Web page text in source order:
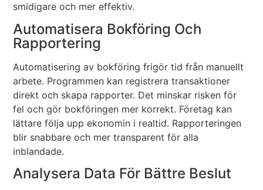
smidigare och mer effektiv.
Automatisera Bokföring Och
Rapportering
Automatisering av bokföring frigör tid från manuellt
arbete. Programmen kan registrera transaktioner
direkt och skapa rapporter. Det minskar risken för
fel och gör bokföringen mer korrekt. Företag kan
lättare följa upp ekonomin i realtid. Rapporteringen
blir snabbare och mer transparent för alla
inblandade.
Analysera Data För Bättre Beslut